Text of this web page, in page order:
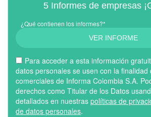
5 Informes de empresas
¿Qué contienen los informes?*
VER INFORME
Para acceder a esta información
datos personales se usen con la
comerciales de Informa Colombia S.A.
derechos como Titular de los Datos
detallados en nuestras políticas de
de datos personales.